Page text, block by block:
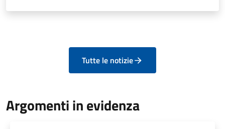
Tutte le notizie
Argomenti in evidenza